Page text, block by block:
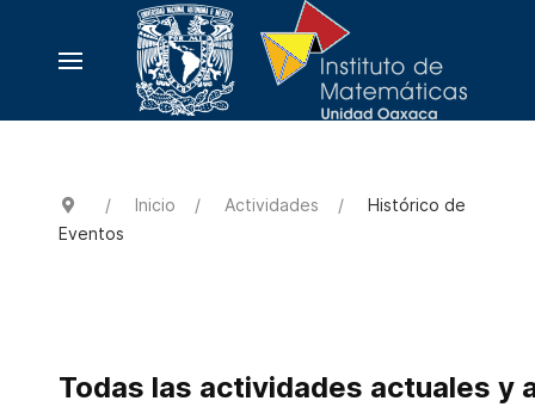
Inicio Actividades
Histórico de
Eventos
Todas las actividades actuales y